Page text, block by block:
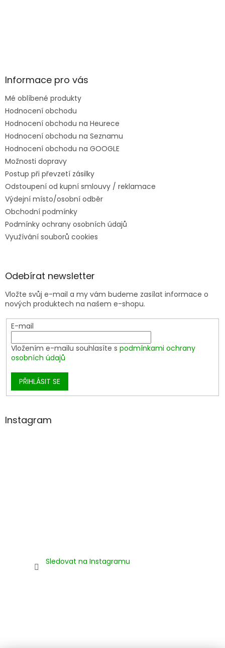
Informace pro vás
Mé oblíbené produkty
Hodnocení obchodu
Hodnocení obchodu na Heurece
Hodnocení obchodu na Seznamu
Hodnocení obchodu na GOOGLE
Možnosti dopravy
Postup při převzetí zásilky
Odstoupení od kupní smlouvy / reklamace
Výdejní místo/osobní odběr
Obchodní podmínky
Podmínky ochrany osobních údajů
Využívání souborů cookies
Odebírat newsletter
Vložte svůj e-mail a my vám budeme zasílat informace o
nových produktech na našem e-shopu.
E-mail
Vložením e-mailu souhlasíte s podmínkami ochrany
osobních údajů
PŘIHLÁSIT SE
Instagram
Sledovat na Instagramu